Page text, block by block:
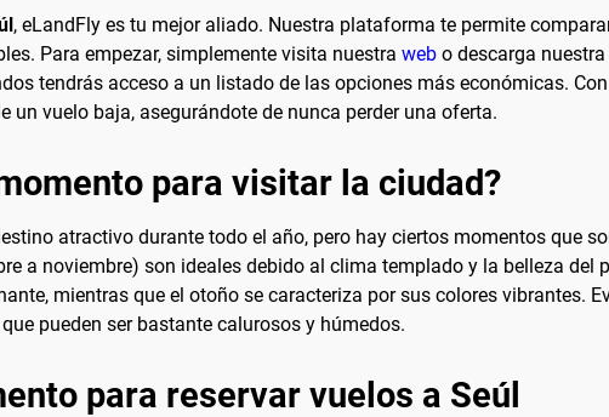
, eLandFly es tu mejor aliado. Nuestra plataforma te permite
Para empezar, simplemente visita nuestra web o descarga
tendrás acceso a un listado de las opciones más económicas.
un vuelo baja, asegurándote de nunca perder una oferta.
para visitar la ciudad?
atractivo durante todo el año, pero hay ciertos momentos que
a noviembre) son ideales debido al clima templado y la belleza del
mientras que el otoño se caracteriza por sus colores vibrantes.
pueden ser bastante calurosos y húmedos.
para reservar vuelos a Seúl